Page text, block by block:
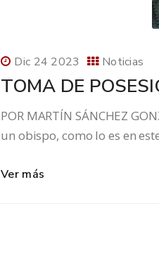
Dic 24 2023 Noticias
TOMA DE
POR MARTÍN SÁNCHEZ
un obispo, como lo es en
Ver más